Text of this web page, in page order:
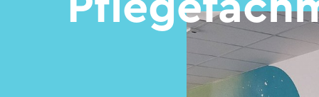
Aus- und Weiterbildung